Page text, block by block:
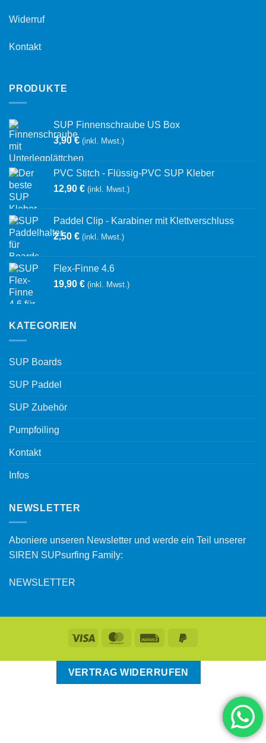
Widerruf
Kontakt
PRODUKTE
SUP Finnenschraube US Box
3,90€ (inkl. Mwst.)
PVC Stitch - Flüssig-PVC SUP Kleber
12,90 € (inkl. Mwst.)
Paddel Clip - Karabiner mit Klettverschluss
2,50 € (inkl. Mwst.)
Flex-Finne 4.6
19,90 € (inkl. Mwst.)
KATEGORIEN
SUP Boards
SUP Paddel
SUP Zubehör
Pumpfoiling
Kontakt
Infos
NEWSLETTER
Aboniere unseren Newsletter und werde ein Teil unserer
SIREN SUPsurfing Family:
NEWSLETTER
VERTRAG WIDERRUFEN